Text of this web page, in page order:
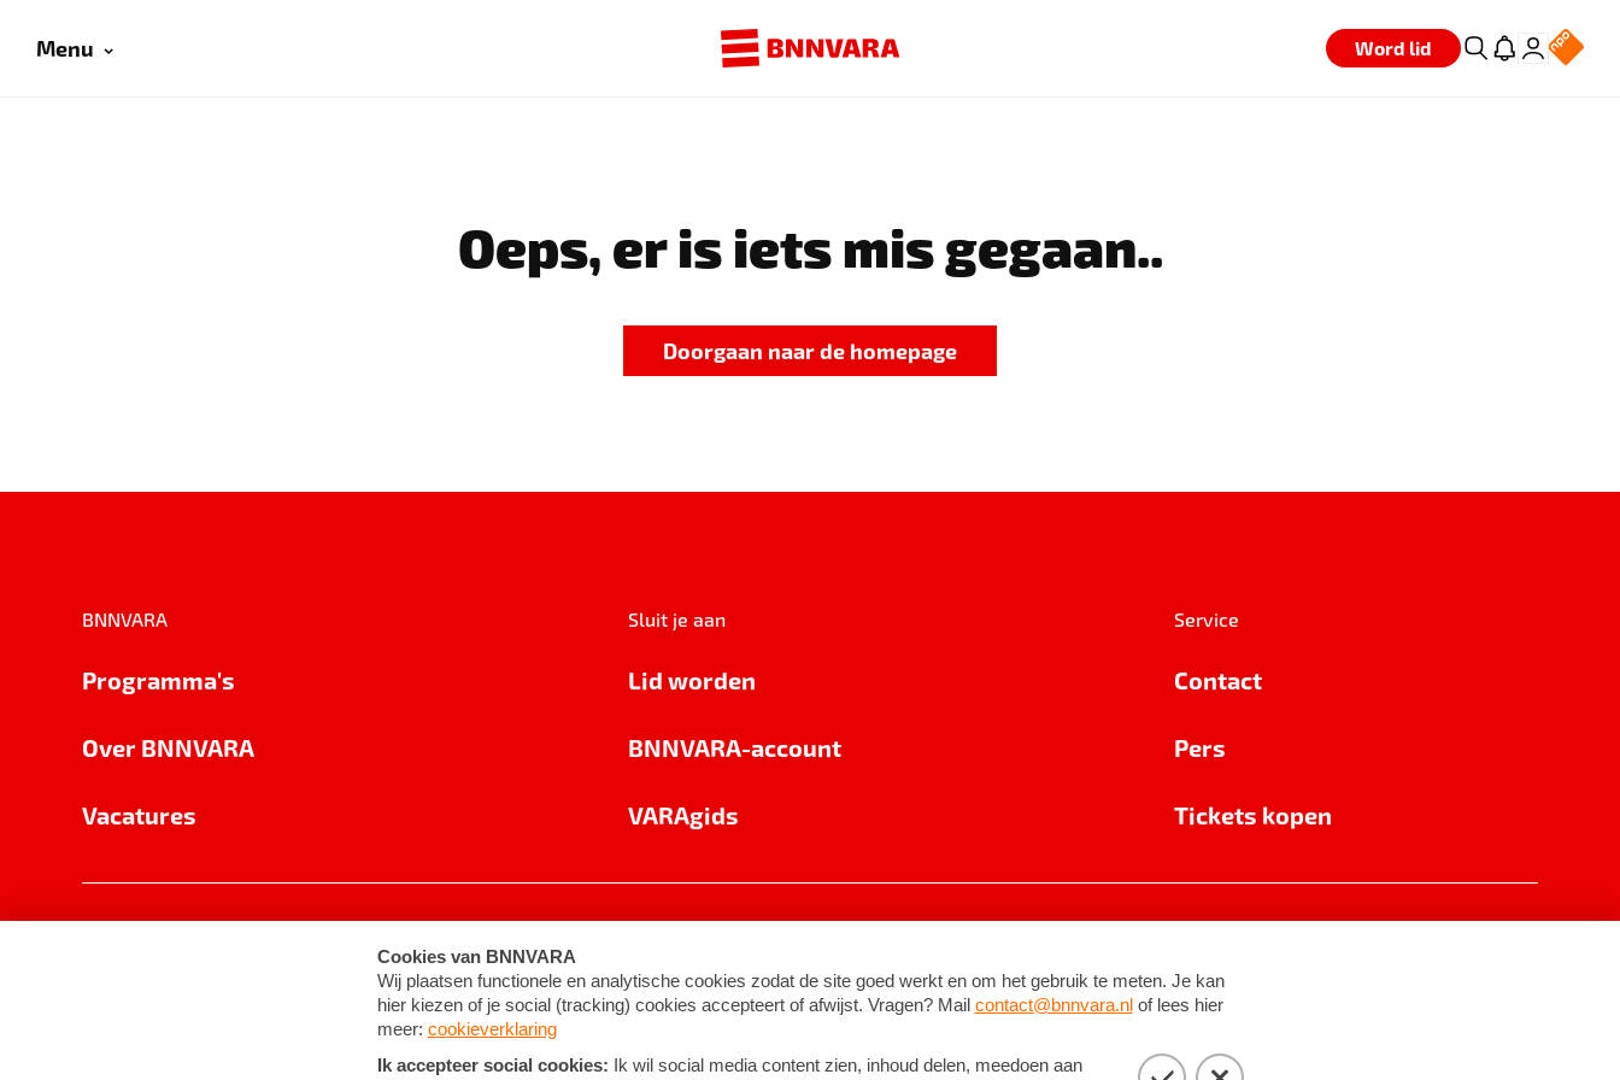
Menu Word lid
Oeps, er is iets mis gegaan..
Doorgaan naar de homepage
BNNVARA
Programma's
Over BNNVARA
Vacatures
Sluit je aan
Lid worden
BNNVARA-account
VARAgids
Service
Contact
Pers
Tickets kopen
Cookie-instellingen Algemene voorwaarden ©2026BNNVARA